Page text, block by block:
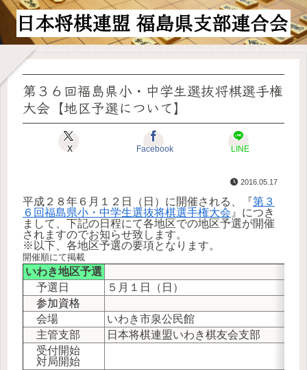
第３６回福島県小・中学生選抜将棋選手権
大会【地区予選について】
X Facebook LINE
2016.05.17
平成２８年６月１２日（日）に開催される、『第３
６回福島県小・中学生選抜将棋選手権大会 』につき
まして、下記の日程にて各地区での地区予選が開催
されますのでお知らせ致します。
※以下、各地区予選の要項となります。
開催順にて掲載
いわき地区予選
予選日
５月１日（日）
参加資格
会場
いわき市泉公民館
主管支部
日本将棋連盟いわき棋友会支部
受付開始
対局開始